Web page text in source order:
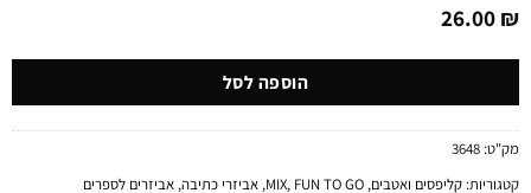
26.00₪
הוספה לסל
מק"ט:3648
קטגוריות:קליפסים ואטבים,
MIX ,FUN TO GO
,אביזרי כתיבה,אביזרים לספרים